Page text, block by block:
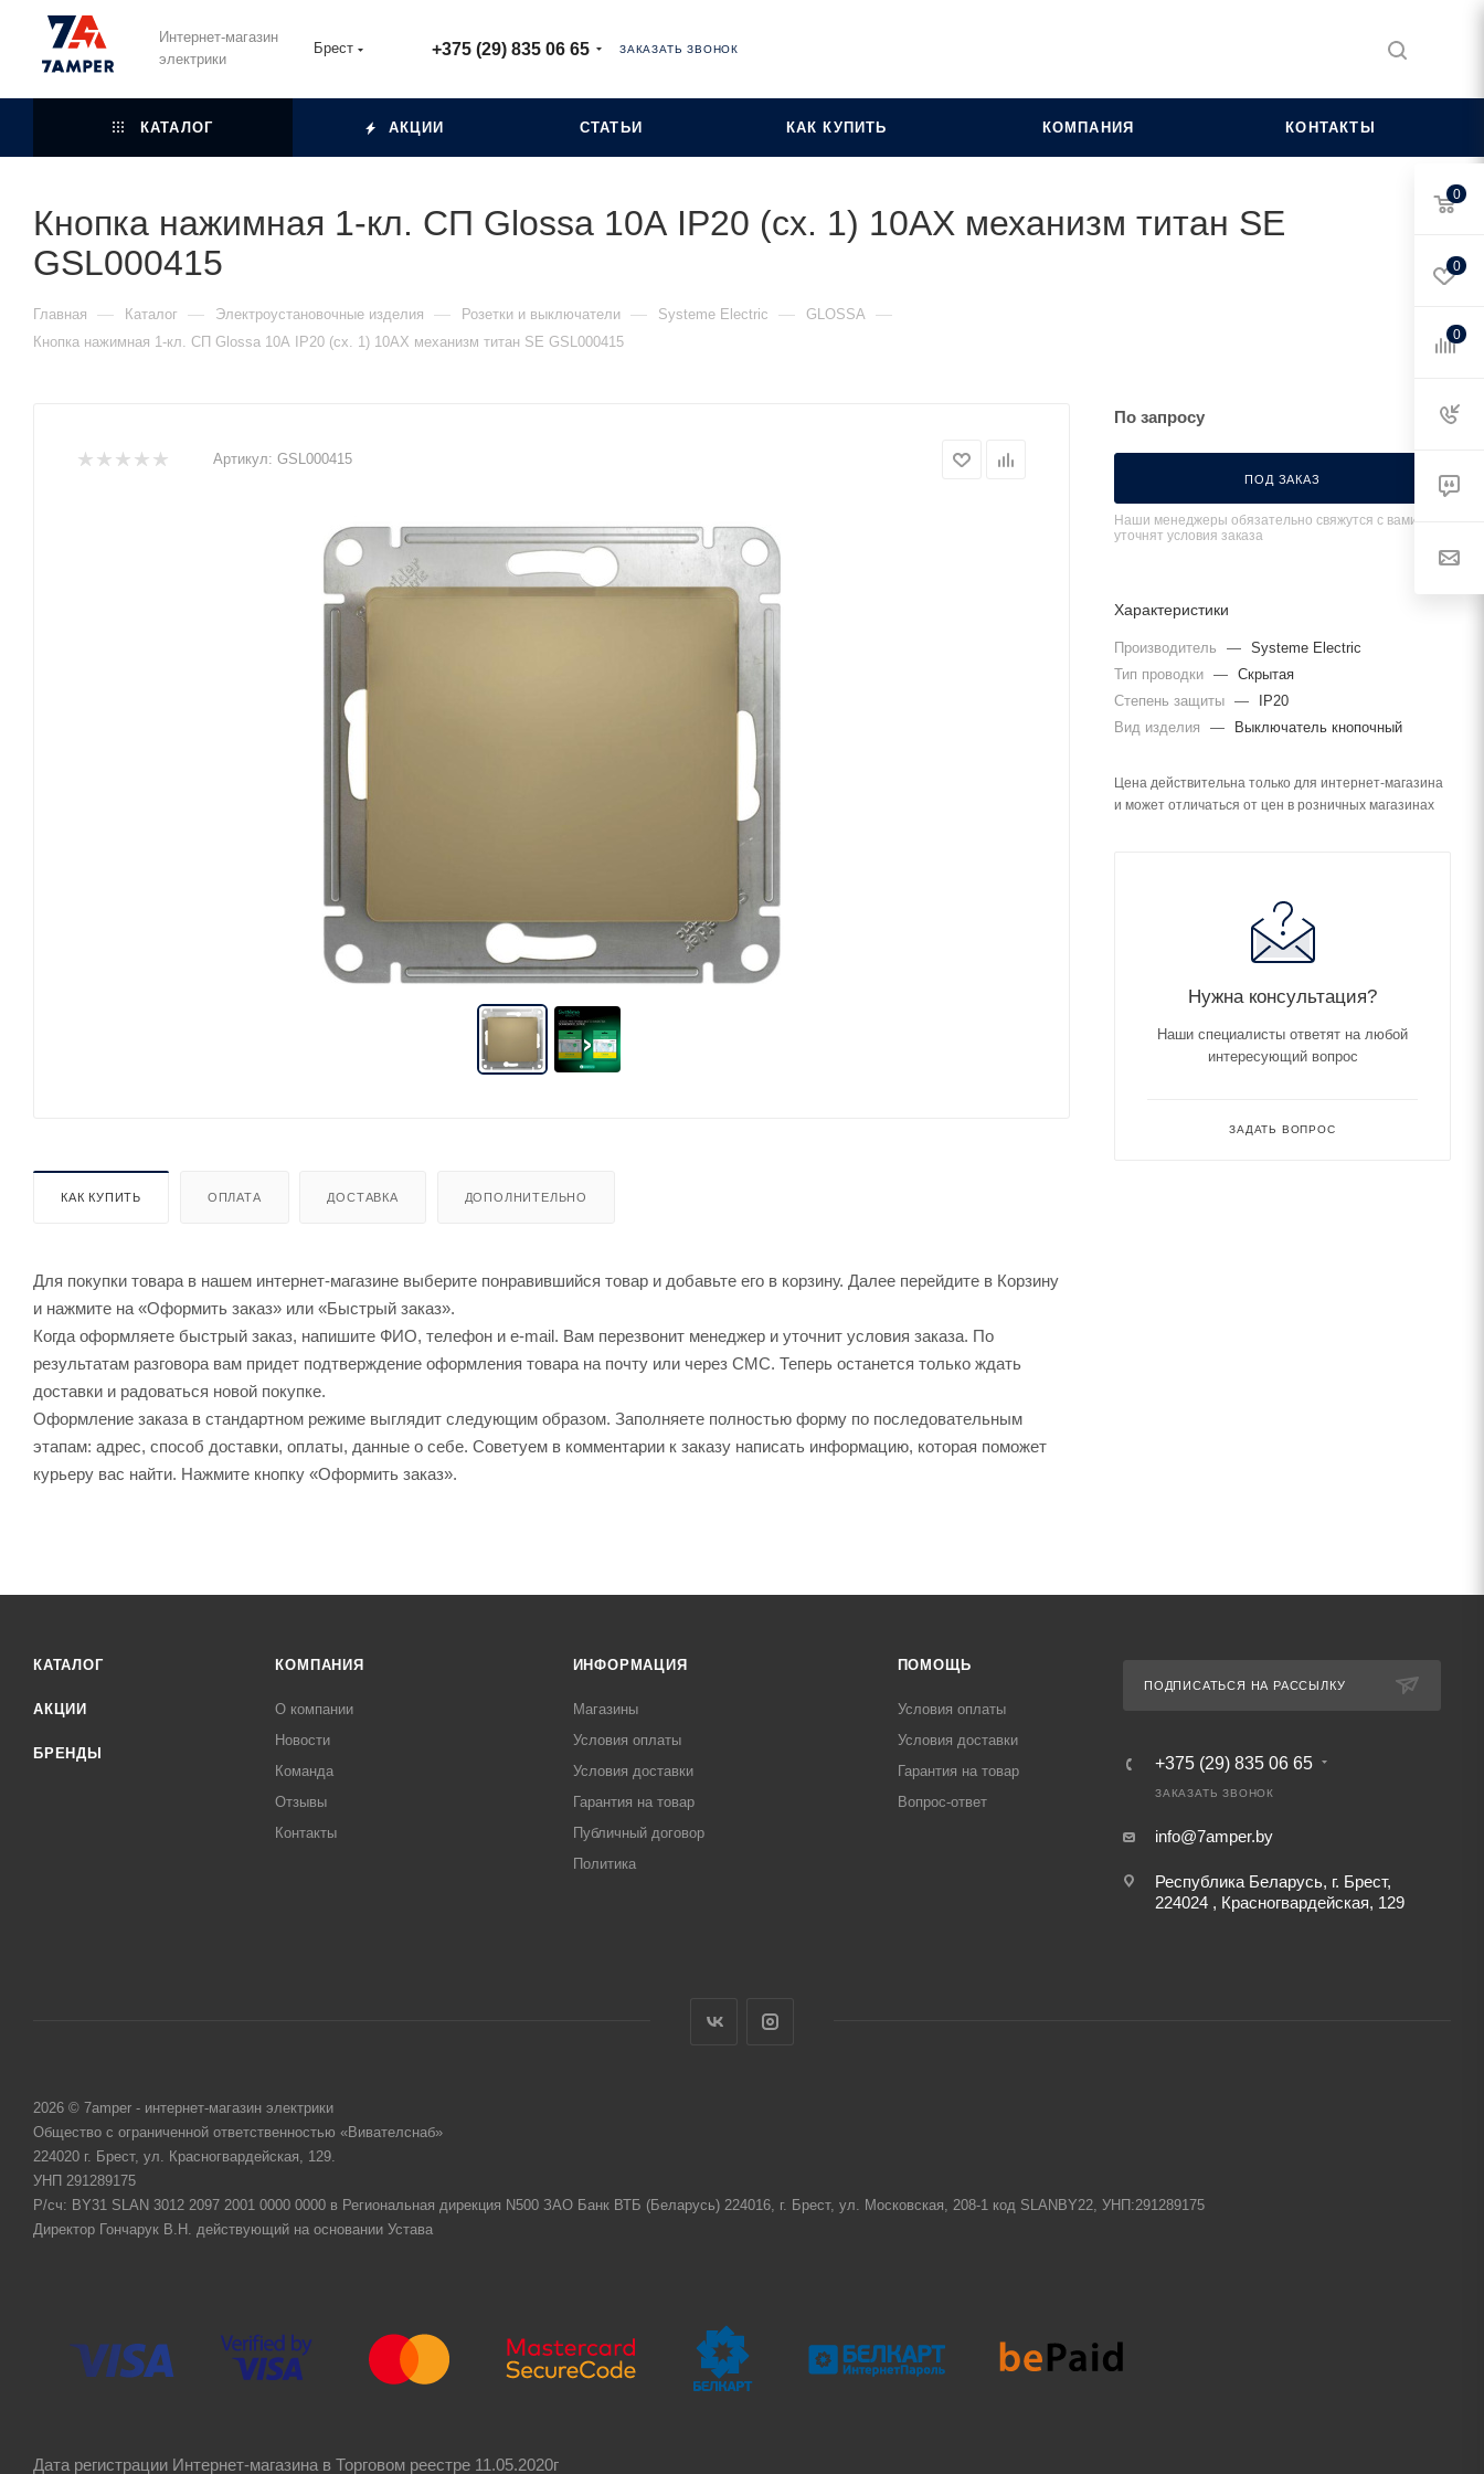
Интернет-магазин
электрики
Брест +375 (29) 835 06 65 ЗАКАЗАТЬ ЗВОНОК
КАТАЛОГ АКЦИИ СТАТЬИ КАК КУПИТЬ КОМПАНИЯ КОНТАКТЫ
Кнопка нажимная 1-кл. СП Glossa 10А IP20 (сх. 1) 10AX механизм титан SE
GSL000415
Главная — Каталог — Электроустановочные изделия — Розетки и выключатели — Systeme Electric — GLOSSA —
Кнопка нажимная 1-кл. СП Glossa 10А IP20 (сх. 1) 10AX механизм титан SE GSL000415
Артикул: GSL000415
КАК КУПИТЬ ОПЛАТА ДОСТАВКА ДОПОЛНИТЕЛЬНО
Для покупки товара в нашем интернет-магазине выберите понравившийся товар и добавьте его в корзину. Далее перейдите в Корзину
и нажмите на «Оформить заказ» или «Быстрый заказ».
Когда оформляете быстрый заказ, напишите ФИО, телефон и e-mail. Вам перезвонит менеджер и уточнит условия заказа. По
результатам разговора вам придет подтверждение оформления товара на почту или через СМС. Теперь останется только ждать
доставки и радоваться новой покупке.
Оформление заказа в стандартном режиме выглядит следующим образом. Заполняете полностью форму по последовательным
этапам: адрес, способ доставки, оплаты, данные о себе. Советуем в комментарии к заказу написать информацию, которая поможет
курьеру вас найти. Нажмите кнопку «Оформить заказ».
По запросу
ПОД ЗАКАЗ
Наши менеджеры обязательно свяжутся с вами и
уточнят условия заказа
Характеристики
Производитель — Systeme Electric
Тип проводки — Скрытая
Степень защиты —
IP20
Вид изделия
— Выключатель кнопочный
Цена действительна только для интернет-магазина
и может отличаться от цен в розничных магазинах
Нужна консультация?
Наши специалисты ответят на любой
интересующий вопрос
ЗАДАТЬ ВОПРОС
КАТАЛОГ
АКЦИИ
БРЕНДЫ
КОМПАНИЯ
О компании
Новости
Команда
Отзывы
Контакты
ИНФОРМАЦИЯ
Магазины
Условия оплаты
Условия доставки
Гарантия на товар
Публичный договор
Политика
ПОМОЩЬ
Условия оплаты
Условия доставки
Гарантия на товар
Вопрос-ответ
ПОДПИСАТЬСЯ НА РАССЫЛКУ
+375 (29) 835 06 65
ЗАКАЗАТЬ ЗВОНОК
info@7amper.by
Республика Беларусь, г. Брест,
224024 , Красногвардейская, 129
2026 © 7amper - интернет-магазин электрики
Общество с ограниченной ответственностью «Вивателснаб»
224020 г. Брест, ул. Красногвардейская, 129.
УНП 291289175
Р/сч: BY31 SLAN 3012 2097 2001 0000 0000 в Региональная дирекция N500 ЗАО Банк ВТБ (Беларусь) 224016, г. Брест, ул. Московская, 208-1 код SLANBY22, УНП:291289175
Директор Гончарук В.Н. действующий на основании Устава
Дата регистрации Интернет-магазина в Торговом реестре 11.05.2020г
0
0
0